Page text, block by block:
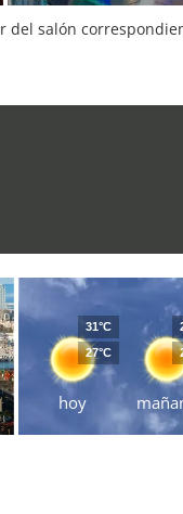
salón
hoy
31°C
27°C